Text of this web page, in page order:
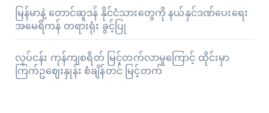
မြန်မာနဲ့ တောင်ဆူဒန် နိုင်ငံသားတွေကို နယ်နှင်ဒဏ်ပေးရေး
အမေရိကန် တရားရုံး ခွင့်ပြု
လုပ်ငန်း ကုန်ကျစရိတ် မြင့်တက်လာမှုကြောင့် ထိုင်းမှာ
ကြက်ဥဈေးနှုန်း စံချိန်တင် မြင့်တက်